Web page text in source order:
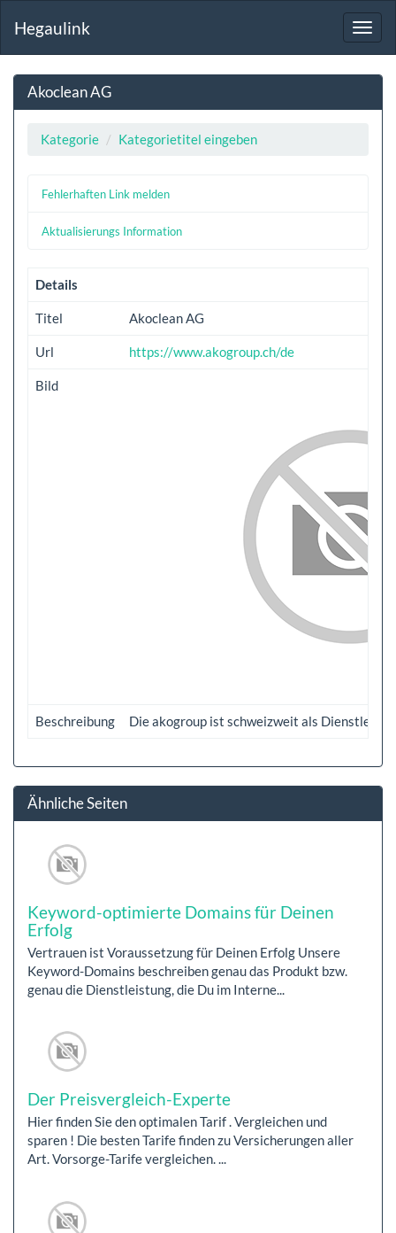
Hegaulink
Akoclean AG
Kategorie Kategorietitel eingeben
Fehlerhaften Link melden
Aktualisierungs Information
Details
Titel Akoclean AG
Url https://www.akogroup.ch/de
Bild
Beschreibung Die akogroup ist schweizweit als
Ähnliche Seiten
Keyword-optimierte Domains für Deinen
Erfolg
Vertrauen ist Voraussetzung für Deinen Erfolg Unsere
Keyword-Domains beschreiben genau das Produkt bzw.
genau die Dienstleistung, die Du im Interne...
Der Preisvergleich-Experte
Hier finden Sie den optimalen Tarif . Vergleichen und
sparen ! Die besten Tarife finden zu Versicherungen aller
Art. Vorsorge-Tarife vergleichen. ...